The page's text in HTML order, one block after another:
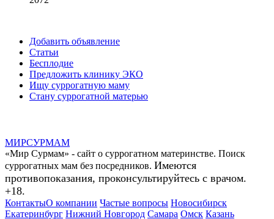
Добавить объявление
Статьи
Бесплодие
Предложить клинику ЭКО
Ищу суррогатную маму
Стану суррогатной матерью
МИРСУРМАМ
«Мир Сурмам» - сайт о суррогатном материнстве. Поиск
суррогатных мам без посредников. Имеются
противопоказания, проконсультируйтесь с врачом.
+18.
КонтактыО компании Частые вопросы Новосибирск
Екатеринбург Нижний Новгород Самара Омск Казань